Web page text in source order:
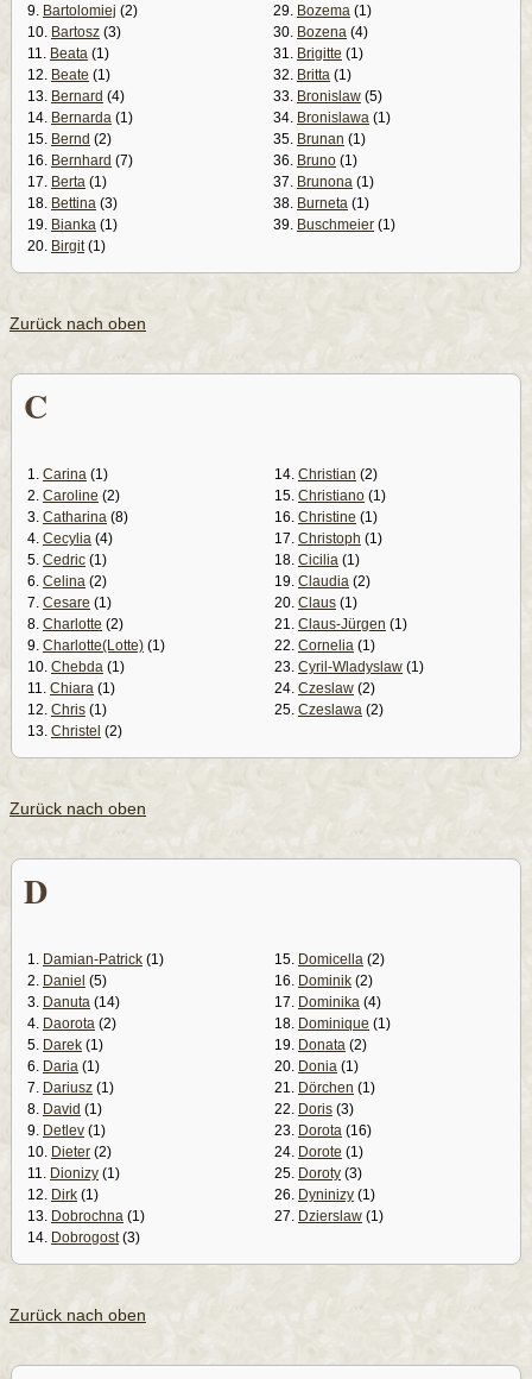
9. Bartolomiej (2)
10. Bartosz (3)
11. Beata (1)
12. Beate (1)
13. Bernard (4)
14. Bernarda (1)
15. Bernd (2)
16. Bernhard (7)
17. Berta (1)
18. Bettina (3)
19. Bianka (1)
20. Birgit(1)
29. Bozema (1)
30. Bozena (4)
31. Brigitte (1)
32. Britta (1)
33. Bronislaw (5)
34. Bronislawa (1)
35. Brunan (1)
36. Bruno (1)
37. Brunona (1)
38. Burneta (1)
39. Buschmeier (1)
Zurück nach oben
C
1. Carina (1)
2. Caroline (2)
3. Catharina (8)
4. Cecylia (4)
5. Cedric (1)
6. Celina (2)
7. Cesare (1)
8. Charlotte (2)
9. Charlotte(Lotte) (1)
10. Chebda (1)
11. Chiara (1)
12. Chris (1)
13. Christel (2)
14. Christian (2)
15. Christiano (1)
16. Christine (1)
17. Christoph (1)
18. Cicilia (1)
19. Claudia (2)
20. Claus (1)
21. Claus-Jürgen (1)
22. Cornelia (1)
23. Cyril-Wladyslaw (1)
24. Czeslaw (2)
25. Czeslawa (2)
Zurück nach oben
D
1. Damian-Patrick (1)
2. Daniel (5)
3. Danuta (14)
4. Daorota (2)
5. Darek (1)
6. Daria (1)
7. Dariusz (1)
8. David (1)
9. Detlev (1)
10. Dieter (2)
11. Dionizy (1)
12. Dirk (1)
13. Dobrochna (1)
14. Dobrogost(3)
15. Domicella (2)
16. Dominik (2)
17. Dominika (4)
18. Dominique (1)
19. Donata (2)
20. Donia (1)
21. Dörchen (1)
22. Doris (3)
23. Dorota (16)
24. Dorote (1)
25. Doroty (3)
26. Dyninizy (1)
27. Dzierslaw (1)
Zurück nach oben